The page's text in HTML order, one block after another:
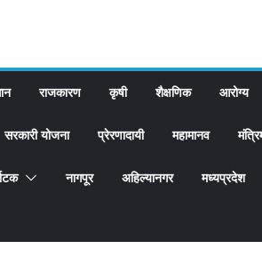
राजकारण कृषी शैक्षणिक आरोग्य
सरकारी योजना प्रेरणादायी महामानव
नागपूर अहिल्यानगर मध्यप्रदेश